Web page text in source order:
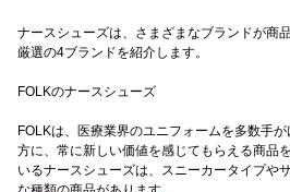
ナースシューズは、さまざまなブランドが商
厳選の4ブランドを紹介します。
FOLKのナースシューズ
FOLKは、医療業界のユニフォームを多数手
方に、常に新しい価値を感じてもらえる商品
いるナースシューズは、スニーカータイプや